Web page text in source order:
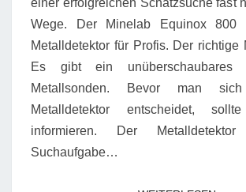
Wege. Der Minelab Equinox 800
Metalldetektor für Profis. Der richtige
Es gibt ein unüberschaubares
Metallsonden. Bevor man
Metalldetektor entscheidet,
informieren. Der
Suchaufgabe…